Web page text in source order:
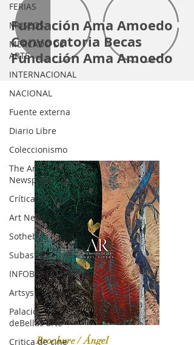
FERIAS
MUSEOS
MERCADO DE
ARTE
INTERNACIONAL
NACIONAL
Fuente externa
Diario Libre
Coleccionismo
The Art
Newspaper
Crítica de Arte
Art News
Sotheby's
Subasta
INFOBAE|AMERICA
Artsys
Palacio
deBellas arte
Critica de cine
Fundación Ama Amoedo
Convocatoria Becas
Fundación Ama Amoedo
Brochure / Ángel